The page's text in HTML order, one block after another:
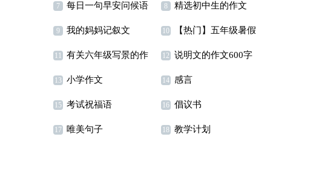
合15篇 子74句
7 每日一句早安问候语 8 精选初中生的作文
400字集锦5篇
9 我的妈妈记叙文
【热】
10 【热门】五年级暑假
作文300字汇总5篇
11 有关六年级写景的作
文汇编6篇
12 说明文的作文600字
锦集7篇
13 小学作文 14 感言
15 考试祝福语 16 倡议书
17 唯美句子 18 教学计划